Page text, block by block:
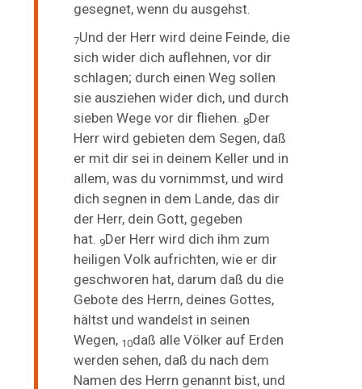
gesegnet, wenn du ausgehst.
7Und der Herr wird deine Feinde, die
sich wider dich auflehnen, vor dir
schlagen; durch einen Weg sollen
sie ausziehen wider dich, und durch
sieben Wege vor dir fliehen.8Der
Herr wird gebieten dem Segen, daß
er mit dir sei in deinem Keller und in
allem, was du vornimmst, und wird
dich segnen in dem Lande, das dir
der Herr, dein Gott, gegeben
hat. 9Der Herr wird dich ihm zum
heiligen Volk aufrichten, wie er dir
geschworen hat, darum daß du die
Gebote des Herrn, deines Gottes,
hältst und wandelst in seinen
Wegen, 10daß alle Völker auf Erden
werden sehen, daß du nach dem
Namen des Herrn genannt bist, und